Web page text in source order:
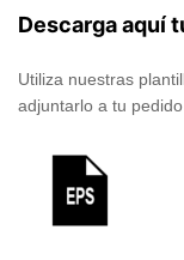
Descarga aquí
Utiliza nuestras
adjuntarlo a tu pedido